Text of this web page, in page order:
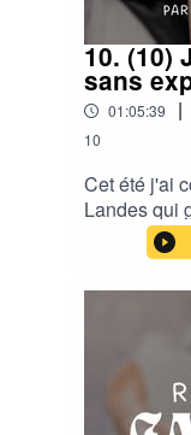
https://
10. (10)
sans
01:05:39 |
10
Cet été j'ai
Landes qui
Dans cet
timing, les
et